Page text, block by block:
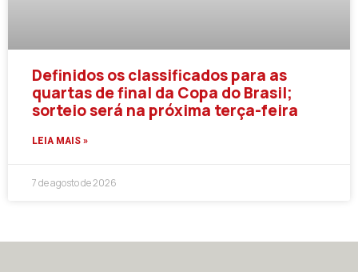
Definidos os classificados para as
quartas de final da Copa do Brasil;
sorteio será na próxima terça-feira
LEIA MAIS »
7 de agosto de 2026